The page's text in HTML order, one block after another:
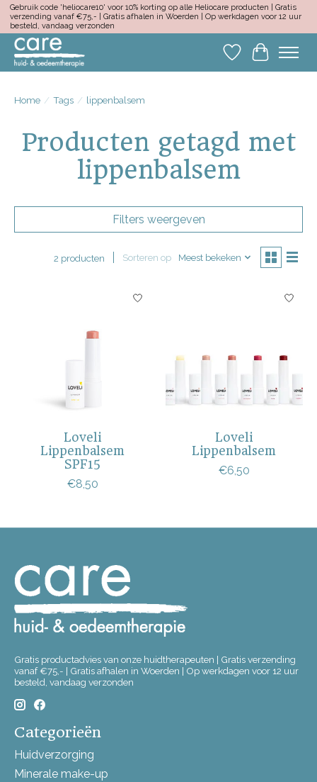
Gebruik code 'heliocare10' voor 10% korting op alle Heliocare producten | Gratis
verzending vanaf €75,- | Gratis afhalen in Woerden | Op werkdagen voor 12 uur
besteld, vandaag verzonden
Verlanglijst
Home / Tags / lippenbalsem
Producten getagd met
lippenbalsem
Filters weergeven
2 producten Sorteren op Meest bekeken
Loveli
Lippenbalsem
SPF15
€8,50
Loveli
Lippenbalsem
€6,50
Gratis productadvies van onze huidtherapeuten | Gratis verzending
vanaf €75,- | Gratis afhalen in Woerden | Op werkdagen voor 12 uur
besteld, vandaag verzonden
Categorieën
Huidverzorging
Minerale make-up